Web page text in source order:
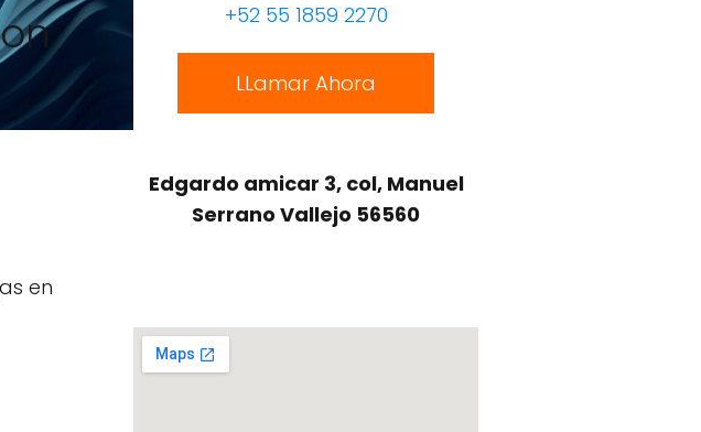
en
+52 55 1859 2270
LLamar Ahora
Edgardo amicar 3, col, Manuel
Serrano Vallejo 56560